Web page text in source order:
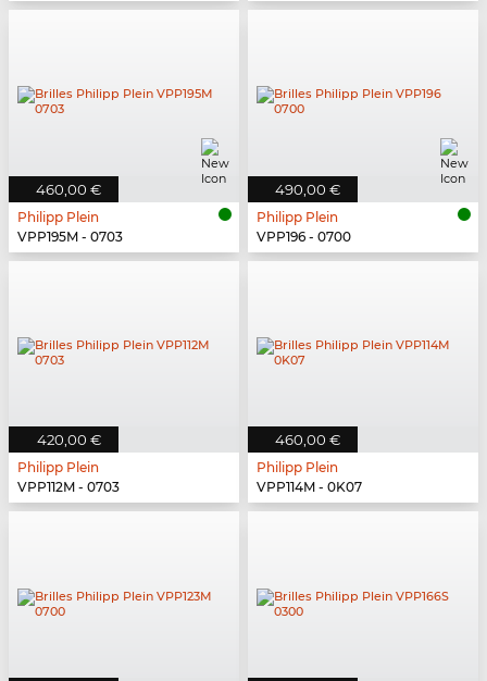
460,00 €
Philipp Plein
VPP195M - 0703
490,00 €
Philipp Plein
VPP196 - 0700
420,00 €
Philipp Plein
VPP112M - 0703
460,00 €
Philipp Plein
VPP114M - 0K07